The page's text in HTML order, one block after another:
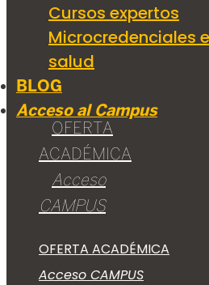
Cursos expertos
Microcredenciales
salud
BLOG
Acceso al Campus
OFERTA
ACADÉMICA
Acceso
CAMPUS
OFERTA ACADÉMICA
Acceso CAMPUS